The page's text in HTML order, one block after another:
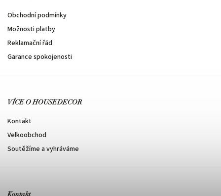
Obchodní podmínky
Možnosti platby
Reklamační řád
Garance spokojenosti
VÍCE O HOUSEDECOR
Kontakt
Velkoobchod
Soutěžíme a vyhráváme